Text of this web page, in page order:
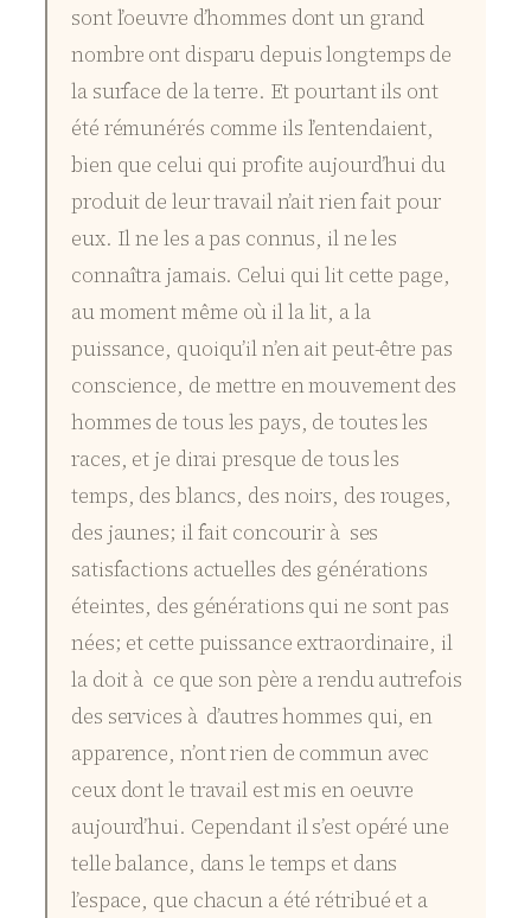
sont l’oeuvre d’hommes dont un grand
nombre ont disparu depuis longtemps de
la surface de la terre. Et pourtant ils ont
été rémunérés comme ils l’entendaient,
bien que celui qui profite aujourd’hui du
produit de leur travail n’ait rien fait pour
eux. Il ne les a pas connus, il ne les
connaîtra jamais. Celui qui lit cette page,
au moment même où il la lit, a la
puissance, quoiqu’il n’en ait peut-être pas
conscience, de mettre en mouvement des
hommes de tous les pays, de toutes les
races, et je dirai presque de tous les
temps, des blancs, des noirs, des rouges,
des jaunes; il fait concourir à ses
satisfactions actuelles des générations
éteintes, des générations qui ne sont pas
nées; et cette puissance extraordinaire, il
la doit à ce que son père a rendu autrefois
des services à d’autres hommes qui, en
apparence, n’ont rien de commun avec
ceux dont le travail est mis en oeuvre
aujourd’hui. Cependant il s’est opéré une
telle balance, dans le temps et dans
l’espace, que chacun a été rétribué et a